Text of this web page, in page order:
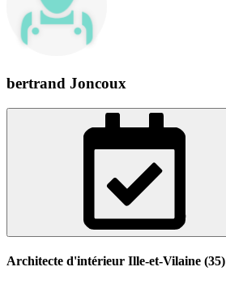
bertrand Joncoux
Architecte d'intérieur Ille-et-Vilaine (35)